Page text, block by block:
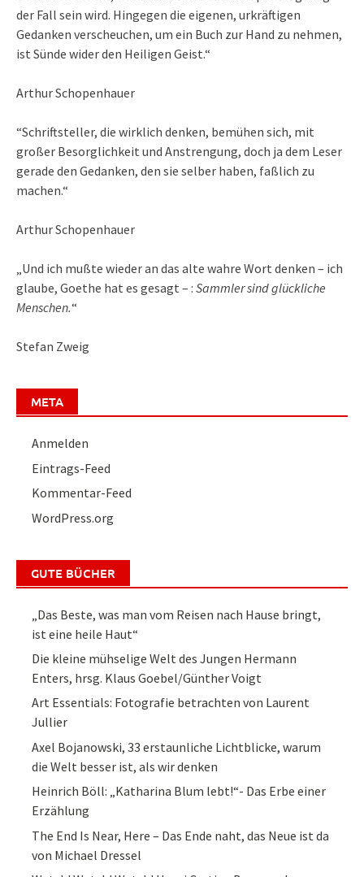
der Fall sein wird. Hingegen die eigenen, urkräftigen
Gedanken verscheuchen, um ein Buch zur Hand zu nehmen,
ist Sünde wider den Heiligen Geist.“
Arthur Schopenhauer
“Schriftsteller, die wirklich denken, bemühen sich, mit
großer Besorglichkeit und Anstrengung, doch ja dem Leser
gerade den Gedanken, den sie selber haben, faßlich zu
machen.“
Arthur Schopenhauer
„Und ich mußte wieder an das alte wahre Wort denken – ich
glaube, Goethe hat es gesagt – : Sammler sind glückliche
Menschen.“
Stefan Zweig
META
Anmelden
Eintrags-Feed
Kommentar-Feed
WordPress.org
GUTE BÜCHER
„Das Beste, was man vom Reisen nach Hause bringt,
ist eine heile Haut“
Die kleine mühselige Welt des Jungen Hermann
Enters, hrsg. Klaus Goebel/Günther Voigt
Art Essentials: Fotografie betrachten von Laurent
Jullier
Axel Bojanowski, 33 erstaunliche Lichtblicke, warum
die Welt besser ist, als wir denken
Heinrich Böll: „Katharina Blum lebt!“- Das Erbe einer
Erzählung
The End Is Near, Here – Das Ende naht, das Neue ist da
von Michael Dressel